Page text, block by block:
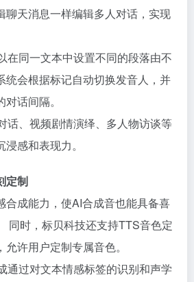
聊天消息一样编辑多人对话，实现
在同一文本中设置不同的段落由不
统会根据标记自动切换发音人，并
话间隔。
话、视频剧情演绎、多人物访谈等
感和表现力。
定制
合成能力，使AI合成音也能具备喜
同时，标贝科技还支持TTS音色定
许用户定制专属音色。
通过对文本情感标签的识别和声学